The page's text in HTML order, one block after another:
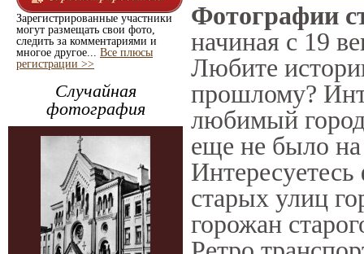
Зарегистрированные участники
могут размещать свои фото,
следить за комментариями и
многое другое... Все плюсы
регистрации >>
Случайная
фотография
Фотографии
начиная с 19
Любите
прошлому?
любимый
еще не было на
Интересуетесь
старых улиц
горожан